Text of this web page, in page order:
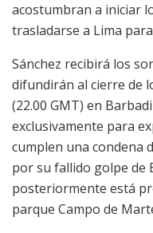
acostumbran a iniciar
trasladarse a Lima
Sánchez recibirá los
difundirán al cierre de
(22.00 GMT) en
exclusivamente para
cumplen una condena
por su fallido golpe de
posteriormente está
parque Campo de